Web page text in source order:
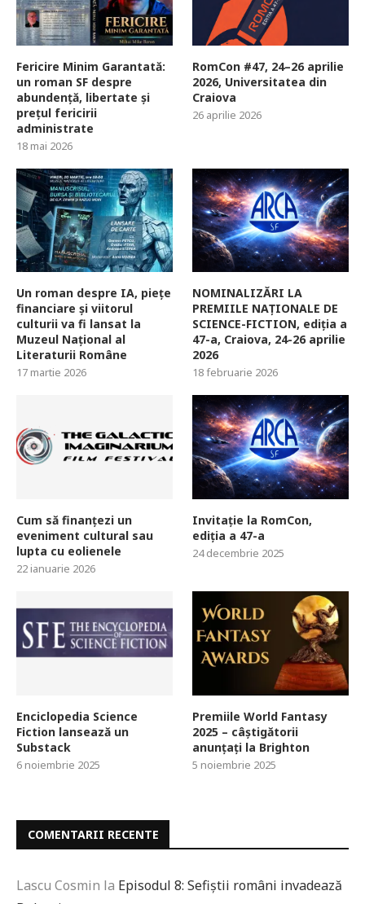
Fericire Minim Garantată:
un roman SF despre
abundență, libertate și
prețul fericirii
administrate
18 mai 2026
RomCon #47, 24–26 aprilie
2026, Universitatea din
Craiova
26 aprilie 2026
Un roman despre IA, piețe
financiare și viitorul
culturii va fi lansat la
Muzeul Național al
Literaturii Române
17 martie 2026
NOMINALIZĂRI LA
PREMIILE NAȚIONALE DE
SCIENCE-FICTION, ediția a
47-a, Craiova, 24-26 aprilie
2026
18 februarie 2026
Cum să finanțezi un
eveniment cultural sau
lupta cu eolienele
22 ianuarie 2026
Invitație la RomCon,
ediția a 47-a
24 decembrie 2025
Enciclopedia Science
Fiction lansează un
Substack
6 noiembrie 2025
Premiile World Fantasy
2025 – câștigătorii
anunțați la Brighton
5 noiembrie 2025
COMENTARII RECENTE
Lascu Cosmin la Episodul 8: Sefiștii români invadează